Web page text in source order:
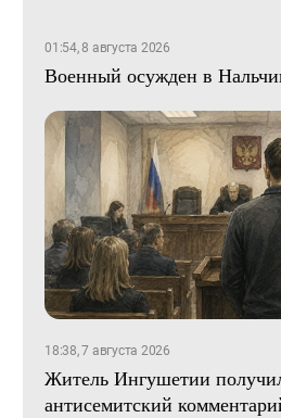
01:54, 8 августа 2026
Военный осужден в
18:38, 7 августа 2026
Житель Ингушетии
антисемитский